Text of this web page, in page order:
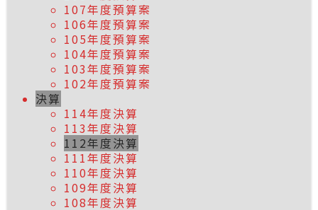
107年度預算案
106年度預算案
105年度預算案
104年度預算案
103年度預算案
102年度預算案
決算
114年度決算
113年度決算
112年度決算
111年度決算
110年度決算
109年度決算
108年度決算